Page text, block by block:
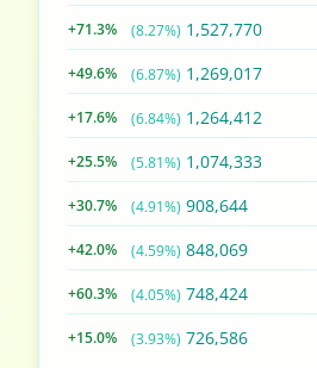
1,527,770
(8.27%)
+71.3%
1,269,017
(6.87%)
+49.6%
1,264,412
(6.84%)
+17.6%
1,074,333
(5.81%)
+25.5%
908,644
(4.91%)
+30.7%
848,069
(4.59%)
+42.0%
748,424
(4.05%)
+60.3%
726,586
(3.93%)
+15.0%